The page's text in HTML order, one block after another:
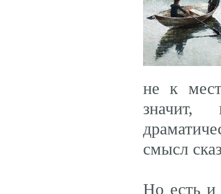
не к
значит,
смысл
Но есть и